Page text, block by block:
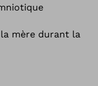
mère durant la